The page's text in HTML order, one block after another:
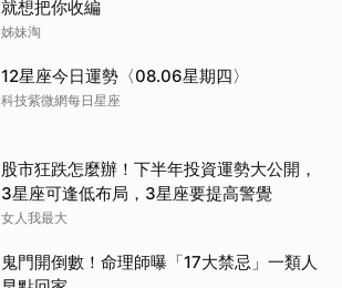
就想把你收編
姊妹淘
12星座今日運勢〈08.06星期四〉
科技紫微網每日星座
股市狂跌怎麼辦！下半年投資運勢大公開，
3星座可逢低布局，3星座要提高警覺
女人我最大
鬼門開倒數！命理師曝「17大禁忌」一類人